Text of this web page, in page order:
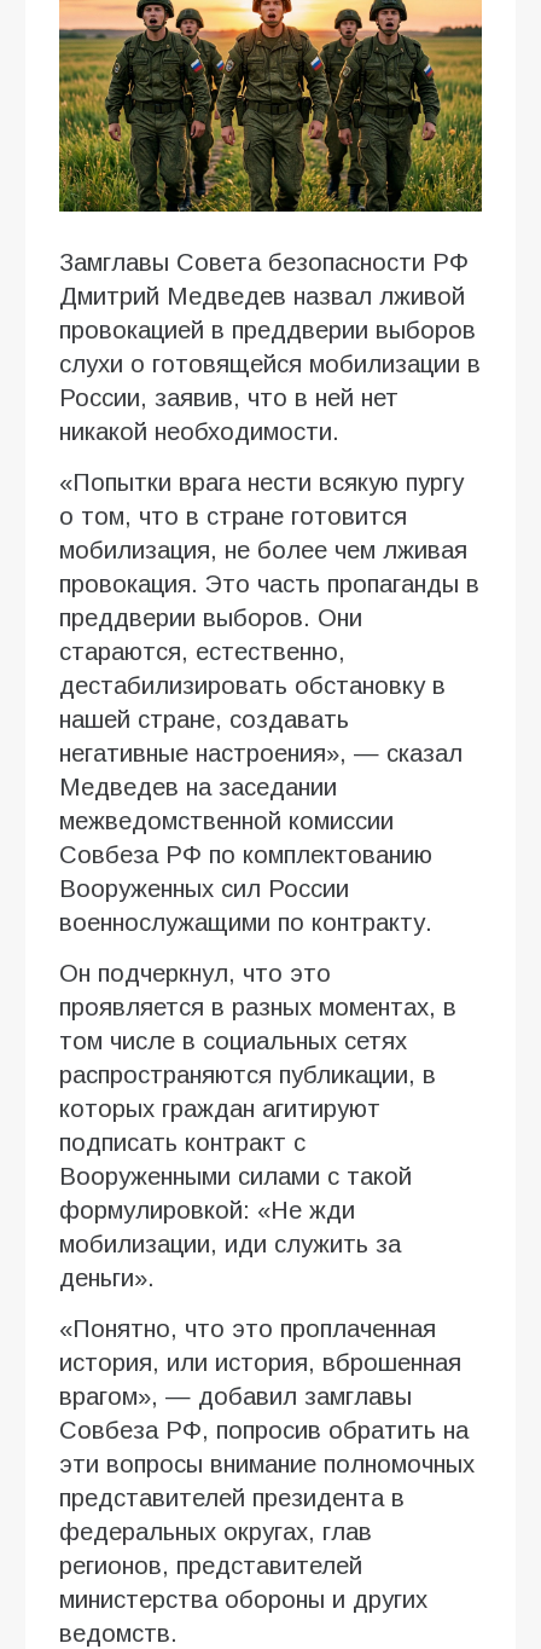
Замглавы Совета безопасности РФ
Дмитрий Медведев назвал лживой
провокацией в преддверии выборов
слухи о готовящейся мобилизации в
России, заявив, что в ней нет
никакой необходимости.
«Попытки врага нести всякую пургу
о том, что в стране готовится
мобилизация, не более чем лживая
провокация. Это часть пропаганды в
преддверии выборов. Они
стараются, естественно,
дестабилизировать обстановку в
нашей стране, создавать
негативные настроения», — сказал
Медведев на заседании
межведомственной комиссии
Совбеза РФ по комплектованию
Вооруженных сил России
военнослужащими по контракту.
Он подчеркнул, что это
проявляется в разных моментах, в
том числе в социальных сетях
распространяются публикации, в
которых граждан агитируют
подписать контракт с
Вооруженными силами с такой
формулировкой: «Не жди
мобилизации, иди служить за
деньги».
«Понятно, что это проплаченная
история, или история, вброшенная
врагом», — добавил замглавы
Совбеза РФ, попросив обратить на
эти вопросы внимание полномочных
представителей президента в
федеральных округах, глав
регионов, представителей
министерства обороны и других
ведомств.